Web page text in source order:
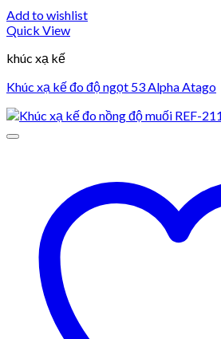
Add to wishlist
Quick View
khúc xạ kế
Khúc xạ kế đo độ ngọt 53 Alpha Atago